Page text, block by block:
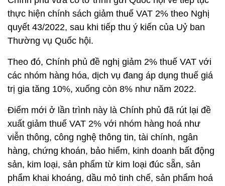
thực hiện chính sách giảm thuế VAT 2% theo Nghị
quyết 43/2022, sau khi tiếp thu ý kiến của Uỷ ban
Thường vụ Quốc hội.
Theo đó, Chính phủ đề nghị giảm 2% thuế VAT với
các nhóm hàng hóa, dịch vụ đang áp dụng thuế giá
trị gia tăng 10%, xuống còn 8% như năm 2022.
Điểm mới ở lần trình này là Chính phủ đã rút lại đề
xuất giảm thuế VAT 2% với nhóm hàng hoá như
viễn thông, công nghệ thông tin, tài chính, ngân
hàng, chứng khoán, bảo hiểm, kinh doanh bất động
sản, kim loại, sản phẩm từ kim loại đúc sẵn, sản
phẩm khai khoáng, dầu mỏ tinh chế, sản phẩm hoá